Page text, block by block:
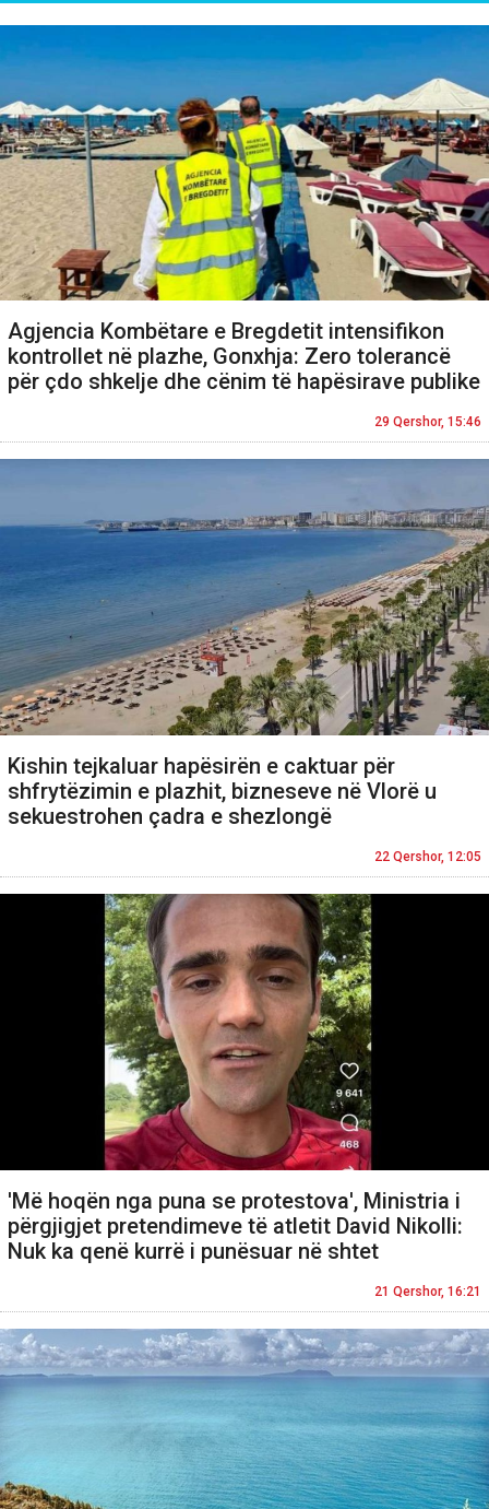
Agjencia Kombëtare e Bregdetit intensifikon
kontrollet në plazhe, Gonxhja: Zero tolerancë
për çdo shkelje dhe cënim të hapësirave publike
29 Qershor, 15:46
Kishin tejkaluar hapësirën e caktuar për
shfrytëzimin e plazhit, bizneseve në Vlorë u
sekuestrohen çadra e shezlongë
22 Qershor, 12:05
'Më hoqën nga puna se protestova', Ministria i
përgjigjet pretendimeve të atletit David Nikolli:
Nuk ka qenë kurrë i punësuar në shtet
21 Qershor, 16:21